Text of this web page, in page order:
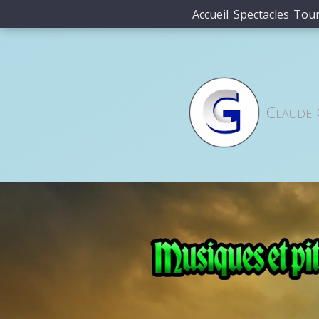
Accueil Spectacles